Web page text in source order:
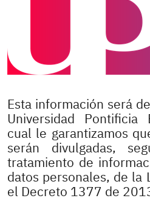
Esta información será
Universidad
cual le garantizamos
serán divulgadas,
tratamiento de
datos personales, de
el Decreto 1377 de